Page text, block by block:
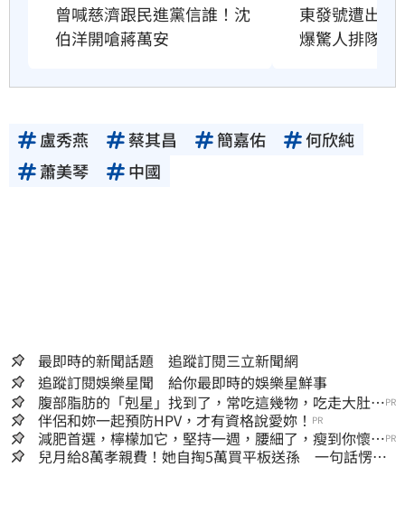
曾喊慈濟跟民進黨信誰！沈
伯洋開嗆蔣萬安
東發號遭出征
爆驚人排隊人
盧秀燕 蔡其昌 簡嘉佑
何欣純
蕭美琴
中國
最即時的新聞話題 追蹤訂閱三立新聞網
追蹤訂閱娛樂星聞 給你最即時的娛樂星鮮事
腹部脂肪的「剋星」找到了，常吃這幾物，吃走大肚
囊，瘦出小蠻腰
PR
伴侶和妳一起預防HPV，才有資格說愛妳！ PR
減肥首選，檸檬加它，堅持一週，腰細了，瘦到你懷疑
人生
PR
兒月給8萬孝親費！她自掏5萬買平板送孫 一句話愣原